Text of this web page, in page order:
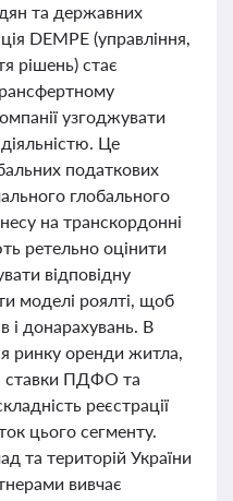
та державних
DEMPE (управління,
рішень) стає
узгоджувати
Це
податкових
глобального
на транскордонні
ретельно оцінити
відповідну
моделі роялті, щоб
і донарахувань. В
ринку оренди житла,
ставки ПДФО та
реєстрації
цього сегменту.
та територій України
вивчає